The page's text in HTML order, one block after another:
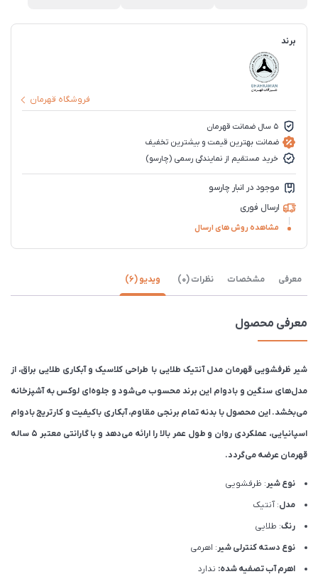
برند
فروشگاه قهرمان
5 سال ضمانت قهرمان
ضمانت بهترین قیمت و بیشترین تخفیف
خرید مستقیم از نمایندگی رسمی (چارسو)
موجود در انبار چارسو
ارسال فوری
مشاهده روش های ارسال
معرفی مشخصات نظرات (0) ویدیو (6)
معرفی محصول
شیر ظرفشویی قهرمان مدل آنتیک طلایی با طراحی کلاسیک و آبکاری طلایی براق، از
مدل‌های سنگین و بادوام این برند محسوب می‌شود و جلوه‌ای لوکس به آشپزخانه
می‌بخشد. این محصول با بدنه تمام برنجی مقاوم، آبکاری باکیفیت و کارتریج بادوام
اسپانیایی، عملکردی روان و طول عمر بالا را ارائه می‌دهد و با گارانتی معتبر ۵ ساله
قهرمان عرضه می‌گردد.
نوع شیر: ظرفشویی
مدل: آنتیک
رنگ: طلایی
نوع دسته کنترلی شیر: اهرمی
اهرم آب تصفیه شده: ندارد